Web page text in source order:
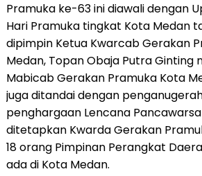
Pramuka ke-63 ini diawali dengan
Hari Pramuka tingkat Kota Medan
dipimpin Ketua Kwarcab Gerakan
Medan, Topan Obaja Putra Ginting
Mabicab Gerakan Pramuka Kota
juga ditandai dengan
penghargaan Lencana
ditetapkan Kwarda Gerakan
18 orang Pimpinan Perangkat
ada di Kota Medan.